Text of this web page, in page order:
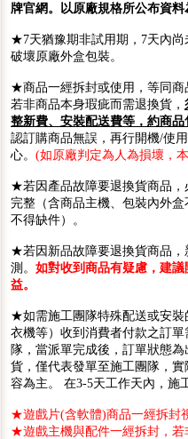
牌官網。以原廠規格所公布資料
★7天猶豫期非試用期，7天內
破壞原廠外盒包裝。
★商品一經拆封或使用，等同商
若非商品本身瑕疵而需退換貨，
整新費、安裝配送費等，約商
認訂購商品無誤，再行開機/使
心。 (如原廠判定為人為損壞，
★若因產品故障要退換貨商品，
完整（含商品主機、包裝內外
不得缺件）。
★若因新品故障要退換貨商品
測。 如對收到商品有疑慮，建
益。
★如需施工團隊特殊配送或安裝
衣機等）收到消費者付款之訂
隊，當派單完成後，訂單狀態
貨，僅代表發單至施工團隊，
容為主。 在3-5天工作天內，施
★遊戲片(含軟體)商品一經拆封
★遊戲主機與配件一經拆封，若